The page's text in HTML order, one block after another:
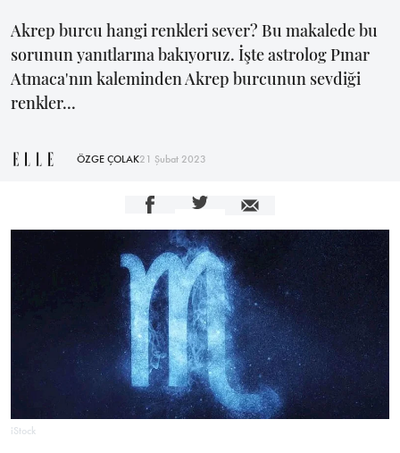
Akrep burcu hangi renkleri sever? Bu makalede bu
sorunun yanıtlarına bakıyoruz. İşte astrolog Pınar
Atmaca'nın kaleminden Akrep burcunun sevdiği
renkler...
ÖZGE ÇOLAK21 Şubat 2023
iStock